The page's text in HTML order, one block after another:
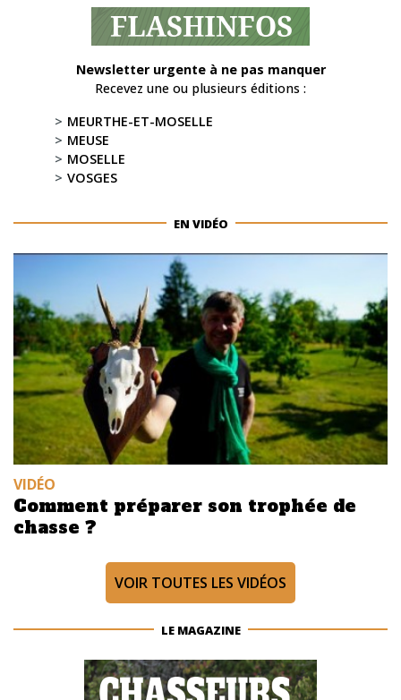
Newsletter urgente à ne pas manquer
Recevez une ou plusieurs éditions :
MEURTHE-ET-MOSELLE
MEUSE
MOSELLE
VOSGES
EN VIDÉO
VIDÉO
Comment préparer son trophée de
chasse ?
VOIR TOUTES LES VIDÉOS
LE MAGAZINE